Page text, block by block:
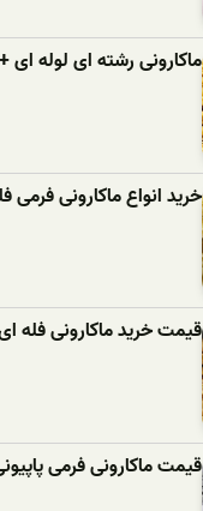
ماکارونی رشته ای لوله
خرید انواع ماکارونی
قیمت خرید ماکارونی فله
قیمت ماکارونی فرمی